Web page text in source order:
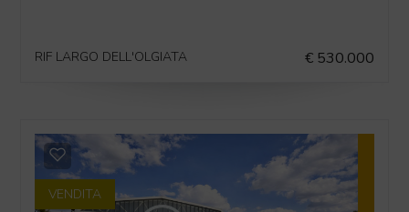
RIF LARGO DELL'OLGIATA € 530.000
VENDITA